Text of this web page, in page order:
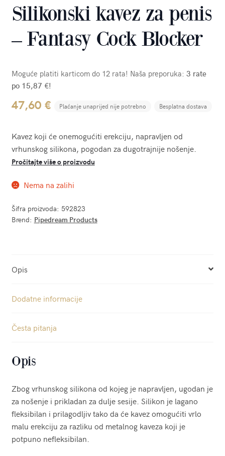
Silikonski kavez za penis
– Fantasy Cock Blocker
Moguće platiti karticom do 12 rata! Naša preporuka: 3 rate
po 15,87 €!
47,60 € Plaćanje unaprijed nije potrebno Besplatna dostava
Kavez koji će onemogućiti erekciju, napravljen od
vrhunskog silikona, pogodan za dugotrajnije nošenje.
Pročitajte više o proizvodu
Nema na zalihi
Šifra proizvoda: 592823
Brend: Pipedream Products
Opis
Dodatne informacije
Česta pitanja
Opis
Zbog vrhunskog silikona od kojeg je napravljen, ugodan je
za nošenje i prikladan za dulje sesije. Silikon je lagano
fleksibilan i prilagodljiv tako da će kavez omogućiti vrlo
malu erekciju za razliku od metalnog kaveza koji je
potpuno nefleksibilan.